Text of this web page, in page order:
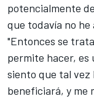
potencialmente
que todavía no
"Entonces se
permite hacer, es
siento que tal vez
beneficiará, y me